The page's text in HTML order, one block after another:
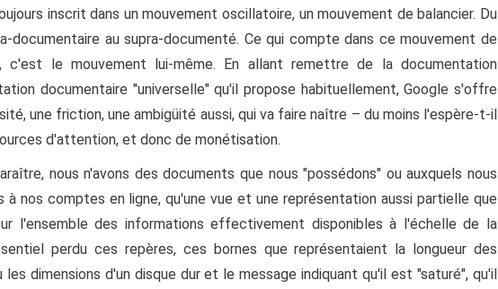
inscrit dans un mouvement oscillatoire, un mouvement de balancier. Du
documentaire au supra-documenté. Ce qui compte dans ce mouvement de
c'est le mouvement lui-même. En allant remettre de la documentation
documentaire "universelle" qu'il propose habituellement, Google s'offre
une friction, une ambigüité aussi, qui va faire naître – du moins l'espère-t-il
d'attention, et donc de monétisation.
nous n'avons des documents que nous "possédons" ou auxquels nous
nos comptes en ligne, qu'une vue et une représentation aussi partielle que
l'ensemble des informations effectivement disponibles à l'échelle de la
perdu ces repères, ces bornes que représentaient la longueur des
les dimensions d'un disque dur et le message indiquant qu'il est "saturé", qu'il